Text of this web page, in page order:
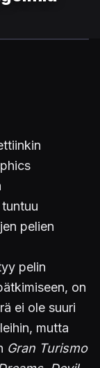
pelien
pelin
on
ei ole suuri
mutta
Gran Turismo